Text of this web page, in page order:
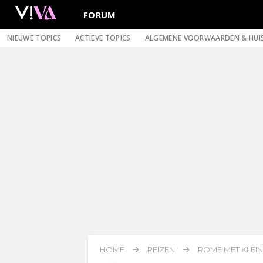
FORUM
NIEUWE TOPICS ACTIEVE TOPICS ALGEMENE VOORWAARDEN &
HOME REIZEN ROME MET